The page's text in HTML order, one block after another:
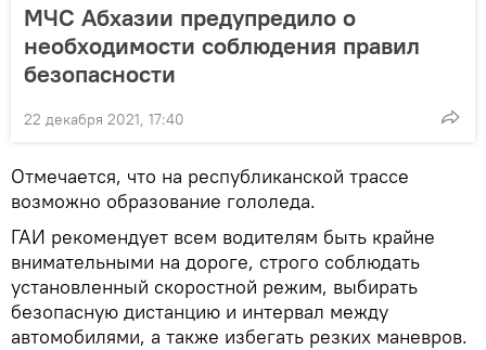
МЧС Абхазии предупредило о
необходимости соблюдения правил
безопасности
22 декабря 2021, 17:40
Отмечается, что на республиканской трассе
возможно образование гололеда.
ГАИ рекомендует всем водителям быть крайне
внимательными на дороге, строго соблюдать
установленный скоростной режим, выбирать
безопасную дистанцию и интервал между
автомобилями, а также избегать резких маневров.